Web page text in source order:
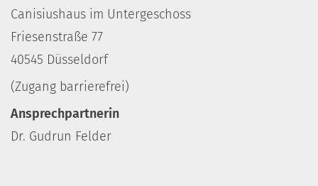
Canisiushaus im Untergeschoss
Friesenstraße 77
40545 Düsseldorf
(Zugang barrierefrei)
Ansprechpartnerin
Dr. Gudrun Felder